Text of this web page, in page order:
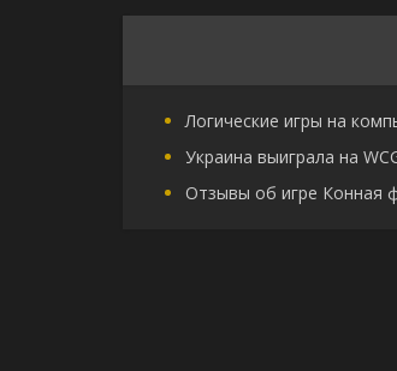
Логические игры на
Украина выиграла на
Отзывы об игре Конная